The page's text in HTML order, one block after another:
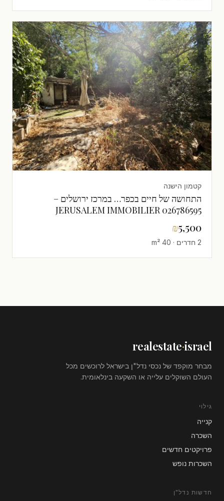
קטמון הישנה
התחושה של חיים בכפר… במרכז ירושלים –
JERUSALEM IMMOBILIER 026786595
₪5,500
2 חדרים · 40 m²
realestate·israel
מבחר מוקפד של נכסי נדל"ן בישראל לרוכשים מכל
העולם השוקלים עלייה או השקעה בינלאומית.
גילוי
קנייה
השכרה
פרויקטים חדשים
השכרות נופש
חדשות נדל"ן